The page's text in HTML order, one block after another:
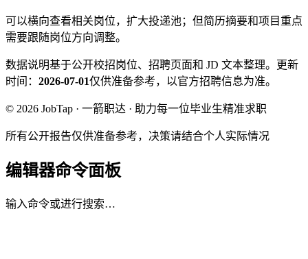
可以横向查看相关岗位，扩大投递池；但简历摘要和项目重点
需要跟随岗位方向调整。
数据说明基于公开校招岗位、招聘页面和 JD 文本整理。
更新
时间： 2026-07-01仅供准备参考，以官方招聘信息为准。
© 2026 JobTap · 一箭职达 · 助力每一位毕业生精准求职
所有公开报告仅供准备参考，决策请结合个人实际情况
编辑器命令面板
输入命令或进行搜索…